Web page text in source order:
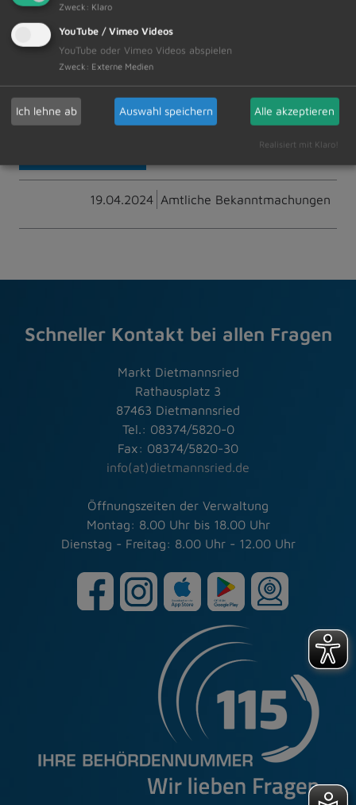
Nutzen Sie die wohnortnahe Möglichkeit und
informieren Sie sich.
19.04.2024 Amtliche Bekanntmachungen
Schneller Kontakt bei allen Fragen
Markt Dietmannsried
Rathausplatz 3
87463 Dietmannsried
Tel.: 08374/5820-0
Fax: 08374/5820-30
info(at)dietmannsried.de
Öffnungszeiten der Verwaltung
Montag: 8.00 Uhr bis 18.00 Uhr
Dienstag - Freitag: 8.00 Uhr - 12.00 Uhr
Zweck : Klaro
YouTube / Vimeo Videos
YouTube oder Vimeo Videos abspielen
Zweck : Externe Medien
Ich lehne ab Auswahl speichern Alle akzeptieren
Realisiert mit Klaro!